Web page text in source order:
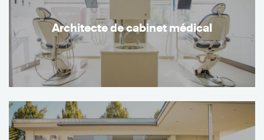
Architecte de cabinet médical